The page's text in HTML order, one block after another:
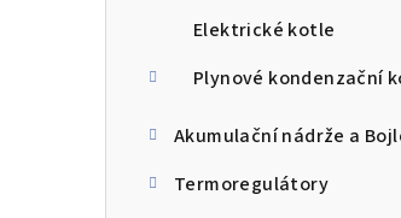
Elektrické kotle
Plynové kondenzační
Akumulační nádrže a
Termoregulátory